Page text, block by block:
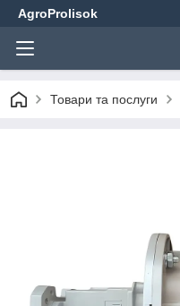
AgroProlisok
Товари та послуги